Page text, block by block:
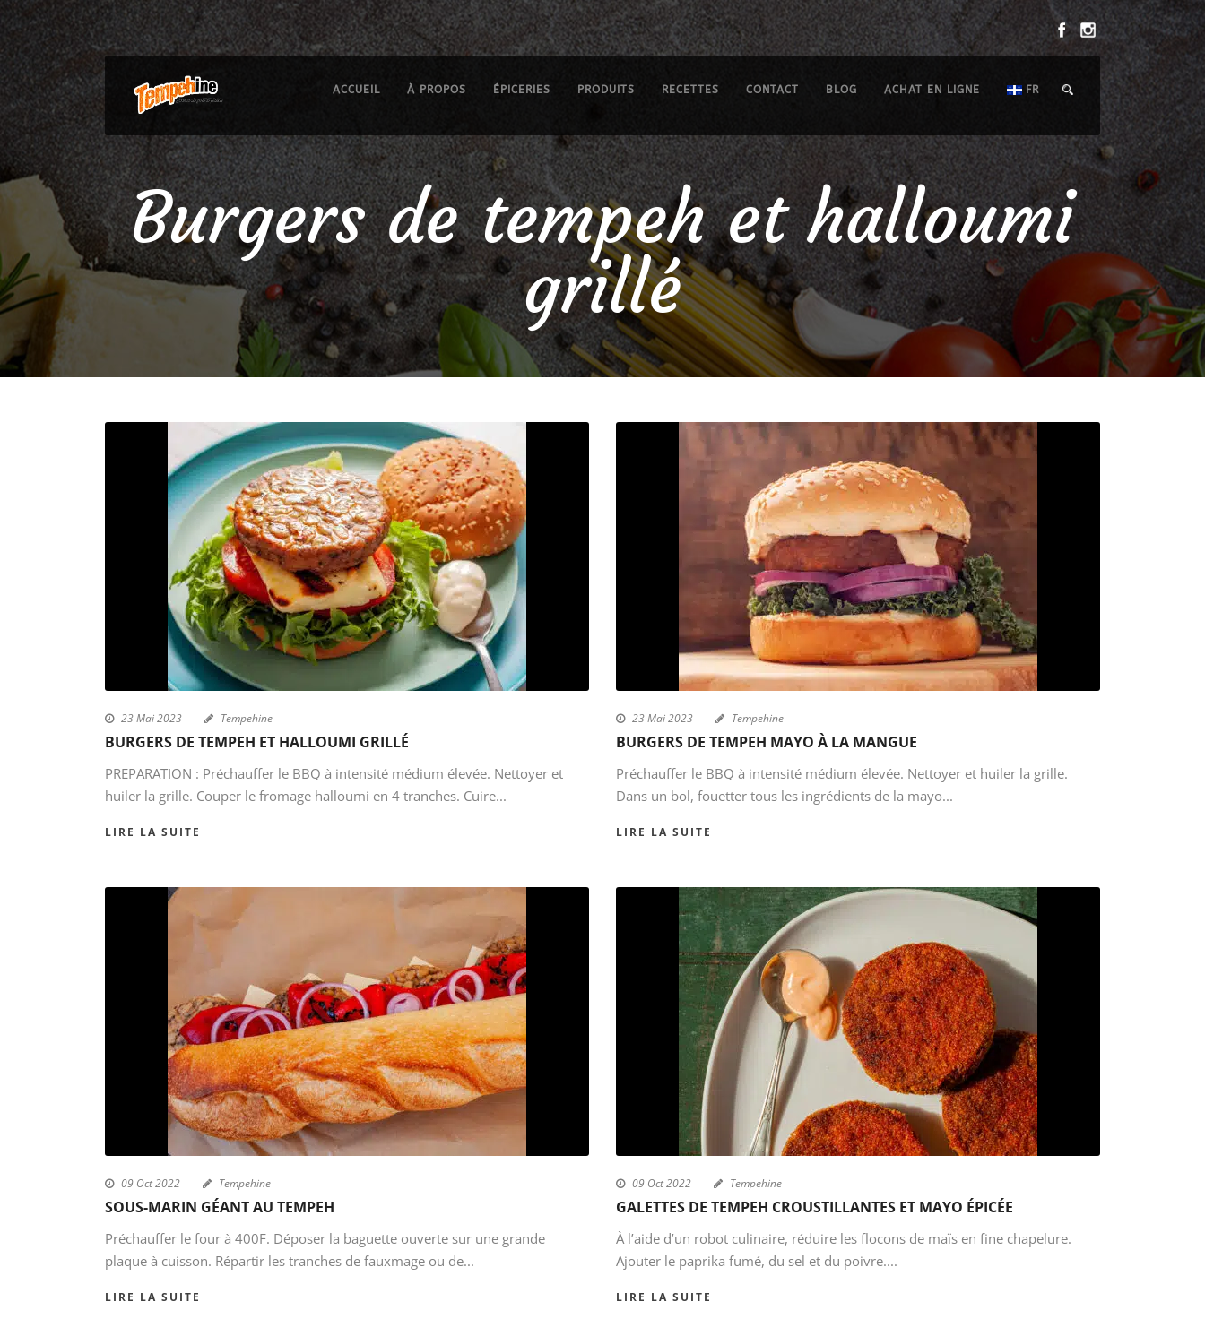
ACCUEIL À PROPOS ÉPICERIES PRODUITS RECETTES CONTACT BLOG ACHAT EN LIGNE FR
Burgers de tempeh et halloumi
grillé
23 Mai 2023 Tempehine
BURGERS DE TEMPEH ET HALLOUMI GRILLÉ
PREPARATION : Préchauffer le BBQ à intensité médium élevée. Nettoyer et
huiler la grille. Couper le fromage halloumi en 4 tranches. Cuire...
LIRE LA SUITE
23 Mai 2023 Tempehine
BURGERS DE TEMPEH MAYO À LA MANGUE
Préchauffer le BBQ à intensité médium élevée. Nettoyer et huiler la grille.
Dans un bol, fouetter tous les ingrédients de la mayo...
LIRE LA SUITE
09 Oct 2022 Tempehine
SOUS-MARIN GÉANT AU TEMPEH
Préchauffer le four à 400F. Déposer la baguette ouverte sur une grande
plaque à cuisson. Répartir les tranches de fauxmage ou de...
LIRE LA SUITE
09 Oct 2022 Tempehine
GALETTES DE TEMPEH CROUSTILLANTES ET MAYO ÉPICÉE
À l’aide d’un robot culinaire, réduire les flocons de maïs en fine chapelure.
Ajouter le paprika fumé, du sel et du poivre....
LIRE LA SUITE